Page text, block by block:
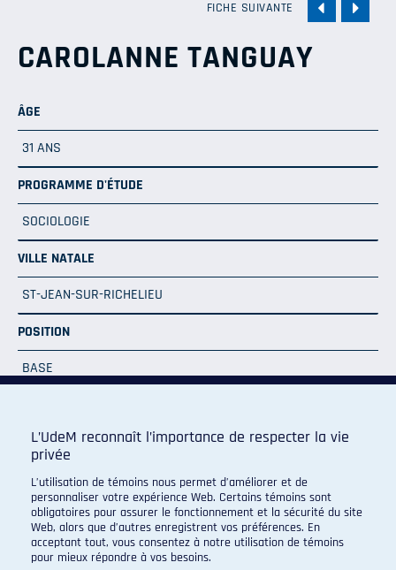
FICHE SUIVANTE
CAROLANNE TANGUAY
ÂGE
31 ANS
PROGRAMME D'ÉTUDE
SOCIOLOGIE
VILLE NATALE
ST-JEAN-SUR-RICHELIEU
POSITION
BASE
Programme de sport d'excellence du campus regroupant :
L’UdeM reconnaît l’importance de respecter la vie
privée
L’utilisation de témoins nous permet d’améliorer et de
personnaliser votre expérience Web. Certains témoins sont
obligatoires pour assurer le fonctionnement et la sécurité du site
Web, alors que d’autres enregistrent vos préférences. En
acceptant tout, vous consentez à notre utilisation de témoins
pour mieux répondre à vos besoins.